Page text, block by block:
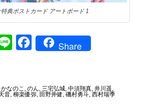
典ポストカード アートボード 1
Li
F
e
Share
かなのこ , のん, 三宅弘城, 中須翔真, 井川遥,
音, 柳楽優弥, 田野井健 , 磯村勇斗, 西村瑞季